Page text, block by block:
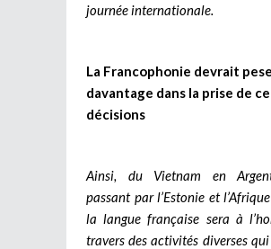
journée internationale.
La Francophonie devrait
davantage dans la prise de
décisions
Ainsi, du Vietnam en
passant par l’Estonie et
la langue française sera à
travers des activités diverses